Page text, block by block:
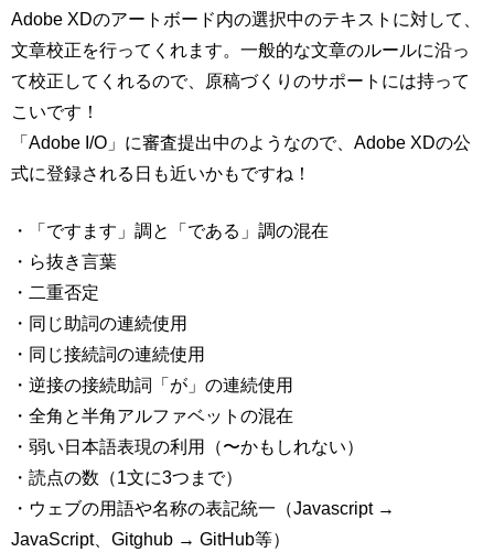
Adobe XDのアートボード内の選択中のテキストに対して、
文章校正を行ってくれます。一般的な文章のルールに沿っ
て校正してくれるので、原稿づくりのサポートには持って
こいです！
「Adobe I/O」に審査提出中のようなので、Adobe XDの公
式に登録される日も近いかもですね！
・「ですます」調と「である」調の混在
・ら抜き言葉
・二重否定
・同じ助詞の連続使用
・同じ接続詞の連続使用
・逆接の接続助詞「が」の連続使用
・全角と半角アルファベットの混在
・弱い日本語表現の利用（〜かもしれない）
・読点の数（1文に3つまで）
・ウェブの用語や名称の表記統一（Javascript →
JavaScript、Gitghub → GitHub等）